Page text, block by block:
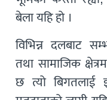
बेला यहि हो ।
विभिन्न दलबाट
तथा सामाजिक
छ त्यो